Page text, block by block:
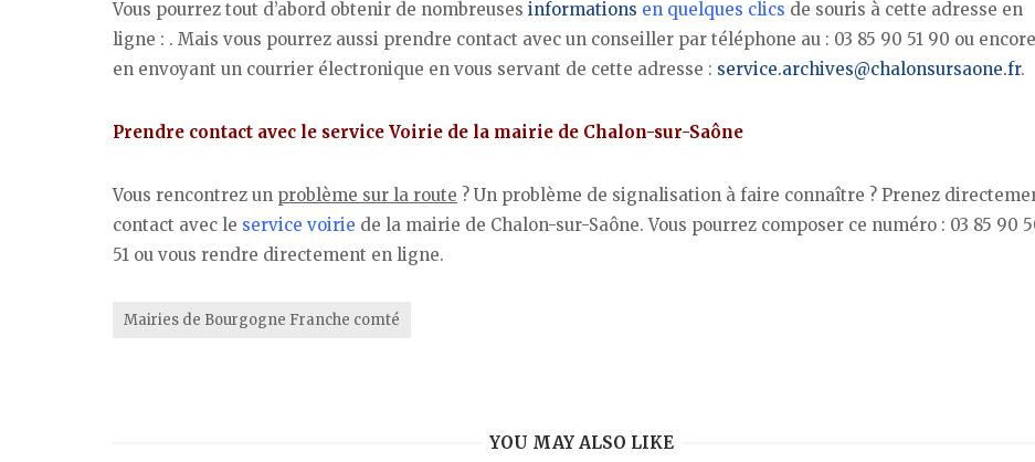
Vous pourrez tout d’abord obtenir de nombreuses informations en quelques clics de souris à cette adresse en
ligne : . Mais vous pourrez aussi prendre contact avec un conseiller par téléphone au : 03 85 90 51 90 ou encore
en envoyant un courrier électronique en vous servant de cette adresse : service.archives@chalonsursaone.fr.
Prendre contact avec le service Voirie de la mairie de Chalon-sur-Saône
Vous rencontrez un problème sur la route ? Un problème de signalisation à faire connaître ? Prenez
contact avec le service voirie de la mairie de Chalon-sur-Saône. Vous pourrez composer ce numéro : 03 85 90
51 ou vous rendre directement en ligne.
Mairies de Bourgogne Franche comté
YOU MAY ALSO LIKE